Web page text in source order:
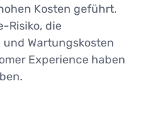
Kosten geführt.
Risiko, die
Wartungskosten
Experience haben